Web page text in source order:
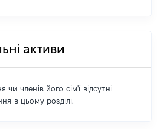
активи
чи членів його сім'ї відсутні
в цьому розділі.